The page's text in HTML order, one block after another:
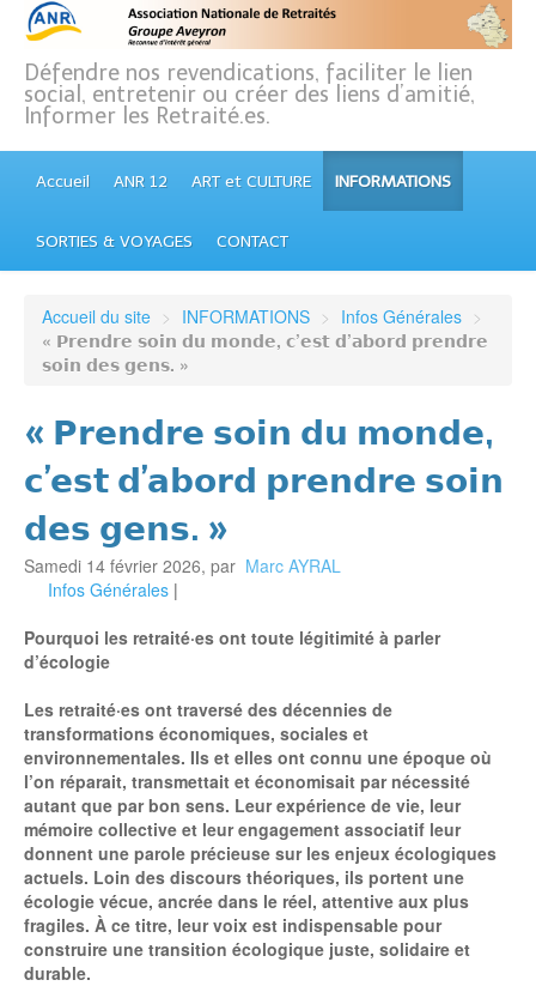
Défendre nos revendications, faciliter le lien
social, entretenir ou créer des liens d’amitié,
Informer les Retraité.es.
Accueil ANR 12 ART et CULTURE INFORMATIONS
SORTIES & VOYAGES CONTACT
Accueil du site > INFORMATIONS > Infos Générales >
« 𝗣𝗿𝗲𝗻𝗱𝗿𝗲 𝘀𝗼𝗶𝗻 𝗱𝘂 𝗺𝗼𝗻𝗱𝗲, 𝗰’𝗲𝘀𝘁 𝗱’𝗮𝗯𝗼𝗿𝗱 𝗽𝗿𝗲𝗻𝗱𝗿𝗲
𝘀𝗼𝗶𝗻 𝗱𝗲𝘀 𝗴𝗲𝗻𝘀. »
« 𝗣𝗿𝗲𝗻𝗱𝗿𝗲 𝘀𝗼𝗶𝗻 𝗱𝘂 𝗺𝗼𝗻𝗱𝗲,
𝗰’𝗲𝘀𝘁 𝗱’𝗮𝗯𝗼𝗿𝗱 𝗽𝗿𝗲𝗻𝗱𝗿𝗲 𝘀𝗼𝗶𝗻
𝗱𝗲𝘀 𝗴𝗲𝗻𝘀. »
Samedi 14 février 2026, par Marc AYRAL
Infos Générales |
Pourquoi les retraité·es ont toute légitimité à parler
d’écologie
Les retraité·es ont traversé des décennies de
transformations économiques, sociales et
environnementales. Ils et elles ont connu une époque où
l’on réparait, transmettait et économisait par nécessité
autant que par bon sens. Leur expérience de vie, leur
mémoire collective et leur engagement associatif leur
donnent une parole précieuse sur les enjeux écologiques
actuels. Loin des discours théoriques, ils portent une
écologie vécue, ancrée dans le réel, attentive aux plus
fragiles. À ce titre, leur voix est indispensable pour
construire une transition écologique juste, solidaire et
durable.